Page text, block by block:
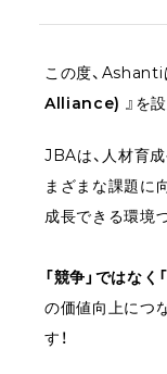
この度、Ashanti
Alliance) 』を
JBAは、人材育
まざまな課題に
成長できる環境
「競争」ではなく
の価値向上につ
す！